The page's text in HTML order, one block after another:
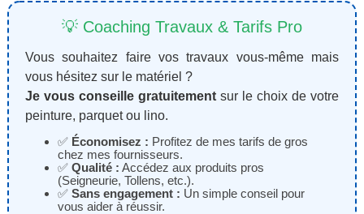
💡 Coaching Travaux & Tarifs Pro
Vous souhaitez faire vos travaux vous-même mais
vous hésitez sur le matériel ?
Je vous conseille gratuitementsur le choix de votre
peinture, parquet ou lino.
✅ Économisez : Profitez de mes tarifs de gros
chez mes fournisseurs.
✅ Qualité : Accédez aux produits pros
(Seigneurie, Tollens, etc.).
✅ Sans engagement : Un simple conseil pour
vous aider à réussir.